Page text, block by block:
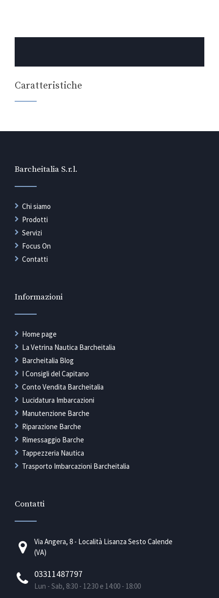
Caratteristiche
Barcheitalia S.r.l.
Chi siamo
Prodotti
Servizi
Focus On
Contatti
Informazioni
Home page
La Vetrina Nautica Barcheitalia
Barcheitalia Blog
I Consigli del Capitano
Conto Vendita Barcheitalia
Lucidatura Imbarcazioni
Manutenzione Barche
Riparazione Barche
Rimessaggio Barche
Tappezzeria Nautica
Trasporto Imbarcazioni Barcheitalia
Contatti
Via Angera, 8 - Località Lisanza Sesto Calende
(VA)
03311487797
Lun - Sab, 8:30 - 12:30 e 14:00 - 18:00